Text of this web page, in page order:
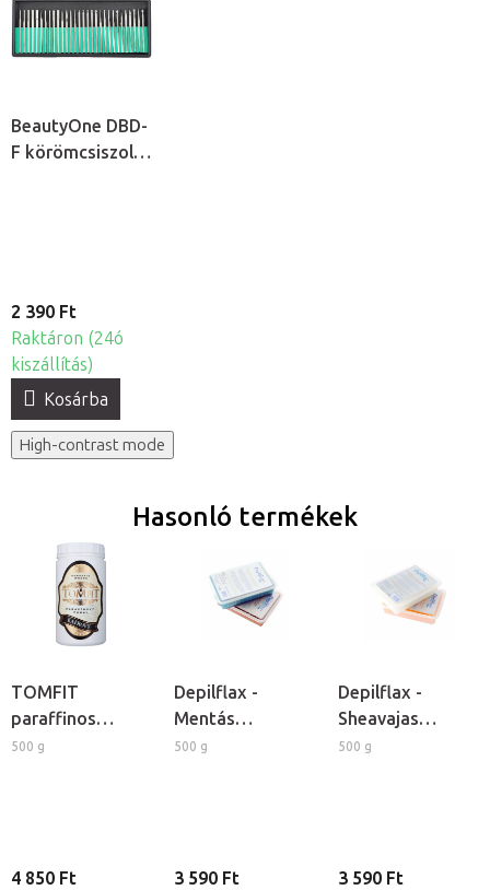
BeautyOne DBD-
F körömcsiszoló
2 390 Ft
Raktáron (24ó
kiszállítás)
Kosárba
High-contrast mode
Hasonló termékek
TOMFIT
paraffinos
pakolás -
500 g
4 850 Ft
Depilflax -
Mentás
kozmetikai
500 g
3 590 Ft
Depilflax -
Sheavajas
kozmetikai
500 g
3 590 Ft